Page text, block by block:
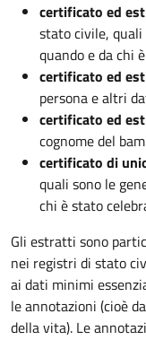
certificato ed
stato civile,
quando e da chi
certificato ed
persona e altri
certificato ed
cognome del
certificato di
quali sono le
chi è stato
Gli estratti sono
nei registri di stato
ai dati minimi
le annotazioni (cioè
della vita). Le